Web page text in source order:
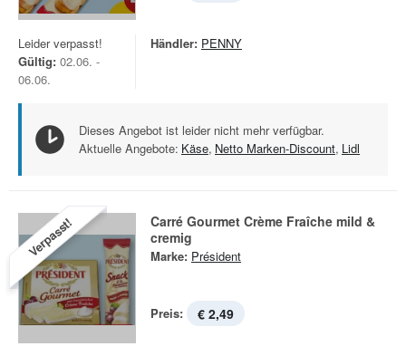
Leider verpasst!
Gültig: 02.06. -
06.06.
Händler: PENNY
Dieses Angebot ist leider nicht mehr verfügbar.
Aktuelle Angebote: Käse, Netto Marken-Discount, Lidl
Verpasst!
Carré Gourmet Crème Fraîche mild &
cremig
Marke: Président
Preis: € 2,49